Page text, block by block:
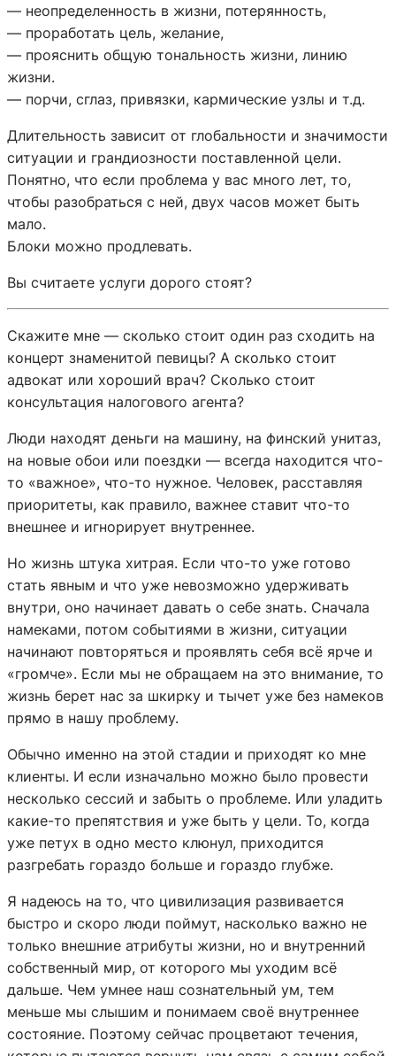
— неопределенность в жизни, потерянность,
— проработать цель, желание,
— прояснить общую тональность жизни, линию
жизни.
— порчи, сглаз, привязки, кармические узлы и т.д.
Длительность зависит от глобальности и значимости
ситуации и грандиозности поставленной цели.
Понятно, что если проблема у вас много лет, то,
чтобы разобраться с ней, двух часов может быть
мало.
Блоки можно продлевать.
Вы считаете услуги дорого стоят?
Скажите мне — сколько стоит один раз сходить на
концерт знаменитой певицы? А сколько стоит
адвокат или хороший врач? Сколько стоит
консультация налогового агента?
Люди находят деньги на машину, на финский унитаз,
на новые обои или поездки — всегда находится что-
то «важное», что-то нужное. Человек, расставляя
приоритеты, как правило, важнее ставит что-то
внешнее и игнорирует внутреннее.
Но жизнь штука хитрая. Если что-то уже готово
стать явным и что уже невозможно удерживать
внутри, оно начинает давать о себе знать. Сначала
намеками, потом событиями в жизни, ситуации
начинают повторяться и проявлять себя всё ярче и
«громче». Если мы не обращаем на это внимание, то
жизнь берет нас за шкирку и тычет уже без намеков
прямо в нашу проблему.
Обычно именно на этой стадии и приходят ко мне
клиенты. И если изначально можно было провести
несколько сессий и забыть о проблеме. Или уладить
какие-то препятствия и уже быть у цели. То, когда
уже петух в одно место клюнул, приходится
разгребать гораздо больше и гораздо глубже.
Я надеюсь на то, что цивилизация развивается
быстро и скоро люди поймут, насколько важно не
только внешние атрибуты жизни, но и внутренний
собственный мир, от которого мы уходим всё
дальше. Чем умнее наш сознательный ум, тем
меньше мы слышим и понимаем своё внутреннее
состояние. Поэтому сейчас процветают течения,